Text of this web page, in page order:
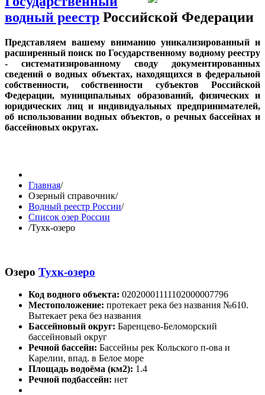
водный реестр Российской Федерации
Представляем вашему вниманию уникализированный и
расширенный поиск по Государственному водному реестру
- систематизированному своду документированных
сведений о водных объектах, находящихся в федеральной
собственности, собственности субъектов Российской
Федерации, муниципальных образований, физических и
юридических лиц и индивидуальных предпринимателей,
об использовании водных объектов, о речных бассейнах и
бассейновых округах.
Главная/
Озерный справочник/
Водный реестр России/
Список озер России
/Тухк-озеро
Озеро Тухк-озеро
Код водного объекта: 02020001111102000007796
Местоположение: протекает река без названия №610.
Вытекает река без названия
Бассейновый округ: Баренцево-Беломорский
бассейновый округ
Речной бассейн: Бассейны рек Кольского п-ова и
Карелии, впад. в Белое море
Площадь водоёма (км2): 1.4
Речной подбассейн: нет